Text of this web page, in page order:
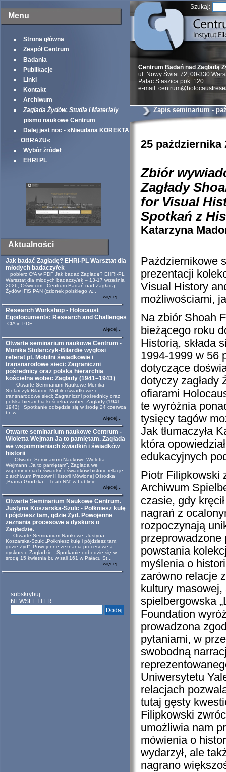
Menu
Strona główna
Zespół Centrum
Badania
Publikacje
Linki
Kontakt
Archiwum
Zagłada Żydów. Studia i Materiały
pismo naukowe Centrum
Dalej jest noc - »Nieudana KOREKTA
OBRAZU«
Wybór źródeł
EHRI PL
Aktualności
Jak badać Zagładę? EHRI-PL Warsztat dla
młodych badaczy/ek
pobierz CfA w PDF Jak badać Zagładę? EHRI-PL
Warsztat dla młodych badaczy/ek – 13-17 września
2026, Oświęcim Centrum Badań nad Zagładą
Żydów IFiS PAN (członek polskiego w...
więcej...
Research Workshop - Holocaust
Egodocuments: Research and Challenges
CfA in PDF ...
więcej...
Otwarte seminarium naukowe Centrum -
Monika Stolarczyk-Bilardie wygłosi
referat pt. Mobilni świadkowie i
transnarodowe sieci: Zagraniczni
pośrednicy oraz polska hierarchia
kościelna wobec Zagłady (1941–1943)
Otwarte Seminarium Naukowe Monika
Stolarczyk-Bilardie Mobilni świadkowie i
transnarodowe sieci: Zagraniczni pośrednicy oraz
polska hierarchia kościelna wobec Zagłady (1941–
1943) Spotkanie odbędzie się w środę 24 czerwca
br. w ...
więcej...
Otwarte seminarium naukowe Centrum -
Wioletta Wejman Ja to pamiętam. Zagłada
we wspomnieniach świadkiń i świadków
historii
Otwarte Seminarium Naukowe Wioletta
Wejmann „Ja to pamiętam”. Zagłada we
wspomnieniach świadkiń i świadków historii: relacje
z archiwum Pracowni Historii Mówionej Ośrodka
„Brama Grodzka – Teatr NN” w Lublinie ...
więcej...
Otwarte Seminarium Naukowe Centrum.
Justyna Koszarska-Szulc - Połkniesz kulę
i pójdziesz tam, gdzie Żyd. Powojenne
zeznania procesowe a dyskurs o
Zagładzie.
Otwarte Seminarium Naukowe Justyna
Koszarska-Szulc „Połkniesz kulę i pójdziesz tam,
gdzie Żyd”. Powojenne zeznania procesowe a
dyskurs o Zagładzie Spotkanie odbędzie się w
środę 15 kwietnia br. w sali 161 w Pałacu St...
więcej...
subskrybuj
NEWSLETTER
Szukaj:
Centrum Badań nad Zagładą
ul. Nowy Świat 72, 00-330
Palac Staszica pok. 120
e-mail:
Zapis seminarium -
25 października
Zbiór
Zagłady
for Visual
Spotkań z
Katarzyna
Październikowe
prezentacji
Visual History
możliwościami,
Na zbiór Shoah
bieżącego roku
Historią, składa
1994-1999 w 56
dotyczące
dotyczy zagłady
ofiarami
te wyróżnia
tysięcy tagów
Jak tłumaczyła
która
edukacyjnych
Piotr Filipkowski
Archiwum
czasie, gdy
nagrań z
rozpoczynają
przeprowadzone
powstania
myślenia o
zarówno relacje
kultury masowej,
spielbergowska
Foundation
prowadzona
pytaniami, w
swobodną
Uniwersytetu
relacjach
tutaj gęsty
Filipkowski
umożliwia nam
mówienia o
wydarzył, ale
nagrano